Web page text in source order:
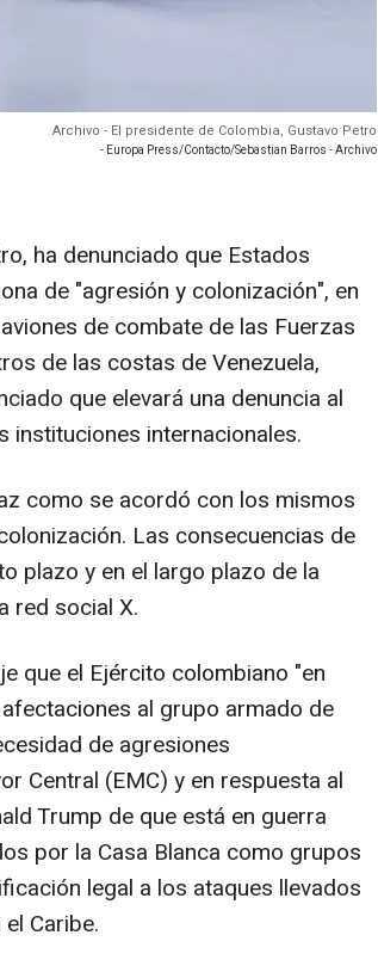
Archivo - El presidente de Colombia, Gustavo Petro
- Europa Press/Contacto/Sebastian Barros - Archivo
ha denunciado que Estados
de "agresión y colonización", en
de combate de las Fuerzas
de las costas de Venezuela,
que elevará una denuncia al
instituciones internacionales.
como se acordó con los mismos
Las consecuencias de
plazo y en el largo plazo de la
red social X.
que el Ejército colombiano "en
al grupo armado de
de agresiones
Central (EMC) y en respuesta al
Trump de que está en guerra
por la Casa Blanca como grupos
legal a los ataques llevados
Caribe.